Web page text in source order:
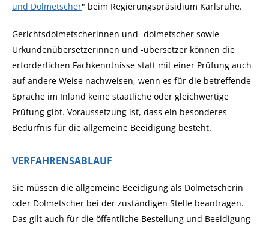
und Dolmetscher" beim Regierungspräsidium Karlsruhe.
Gerichtsdolmetscherinnen und -dolmetscher sowie
Urkundenübersetzerinnen und -übersetzer können die
erforderlichen Fachkenntnisse statt mit einer Prüfung auch
auf andere Weise nachweisen, wenn es für die betreffende
Sprache im Inland keine staatliche oder gleichwertige
Prüfung gibt. Voraussetzung ist, dass ein besonderes
Bedürfnis für die allgemeine Beeidigung besteht.
VERFAHRENSABLAUF
Sie müssen die allgemeine Beeidigung als Dolmetscherin
oder Dolmetscher bei der zuständigen Stelle beantragen.
Das gilt auch für die öffentliche Bestellung und Beeidigung